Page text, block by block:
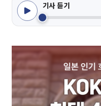
기사 듣기